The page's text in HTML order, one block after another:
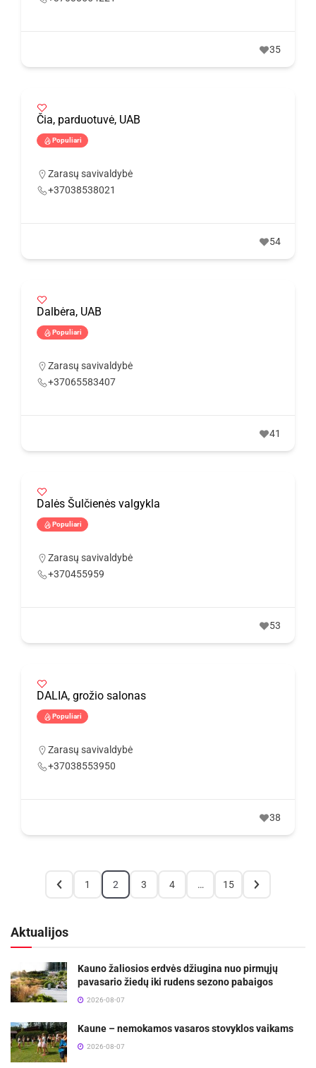
35
Čia, parduotuvė, UAB
Populiari
Zarasų savivaldybė
+37038538021
54
Dalbėra, UAB
Populiari
Zarasų savivaldybė
+37065583407
41
Dalės Šulčienės valgykla
Populiari
Zarasų savivaldybė
+370455959
53
DALIA, grožio salonas
Populiari
Zarasų savivaldybė
+37038553950
38
1 2 3 4 … 15
Aktualijos
Kauno žaliosios erdvės džiugina nuo pirmųjų
pavasario žiedų iki rudens sezono pabaigos
2026-08-07
Kaune – nemokamos vasaros stovyklos vaikams
2026-08-07